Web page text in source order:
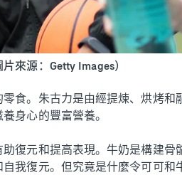
來源：Getty Images）
食。朱古力是由經提煉、烘烤
身心的豐富營養。
復元和提高表現。牛奶是構建骨
我復元。但究竟是什麼令可可